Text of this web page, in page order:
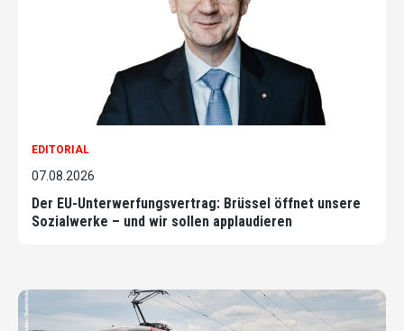
EDITORIAL
07.08.2026
Der EU-Unterwerfungsvertrag: Brüssel öffnet unsere
Sozialwerke – und wir sollen applaudieren